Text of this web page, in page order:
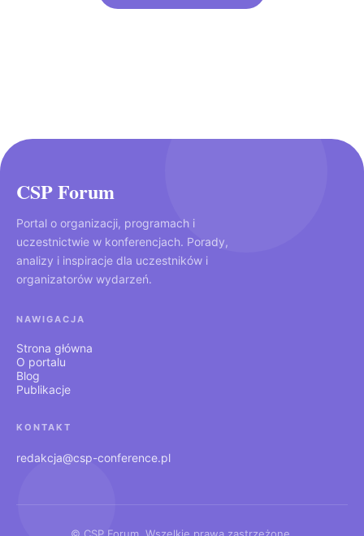
CSP Forum
Portal o organizacji, programach i
uczestnictwie w konferencjach. Porady,
analizy i inspiracje dla uczestników i
organizatorów wydarzeń.
NAWIGACJA
Strona główna
O portalu
Blog
Publikacje
KONTAKT
redakcja@csp-conference.pl